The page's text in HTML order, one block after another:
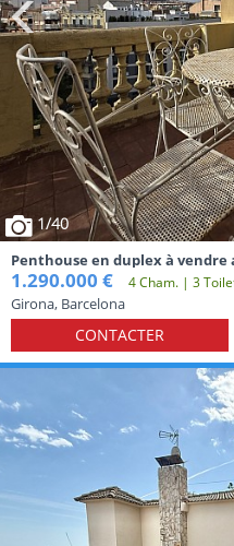
1/40
Penthouse en duplex à vendre
de l'Eixample, Barcelone
1.290.000 € 4 Cham. | 3
Girona, Barcelona
CONTACTER